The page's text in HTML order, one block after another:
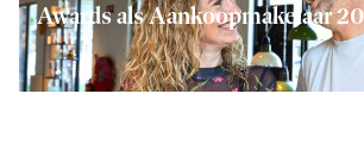
Awards als Aankoopmakelaar